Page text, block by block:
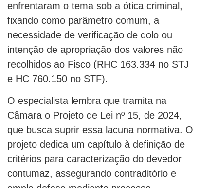
enfrentaram o tema sob a ótica criminal,
fixando como parâmetro comum, a
necessidade de verificação de dolo ou
intenção de apropriação dos valores não
recolhidos ao Fisco (RHC 163.334 no STJ
e HC 760.150 no STF).
O especialista lembra que tramita na
Câmara o Projeto de Lei nº 15, de 2024,
que busca suprir essa lacuna normativa. O
projeto dedica um capítulo à definição de
critérios para caracterização do devedor
contumaz, assegurando contraditório e